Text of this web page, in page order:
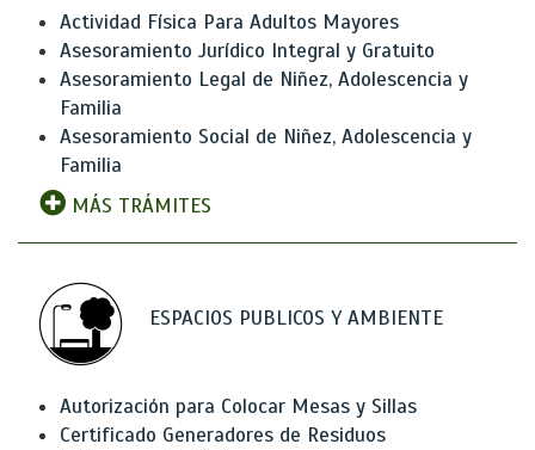
Actividad Física Para Adultos Mayores
Asesoramiento Jurídico Integral y Gratuito
Asesoramiento Legal de Niñez, Adolescencia y
Familia
Asesoramiento Social de Niñez, Adolescencia y
Familia
MÁS TRÁMITES
ESPACIOS PUBLICOS Y AMBIENTE
Autorización para Colocar Mesas y Sillas
Certificado Generadores de Residuos